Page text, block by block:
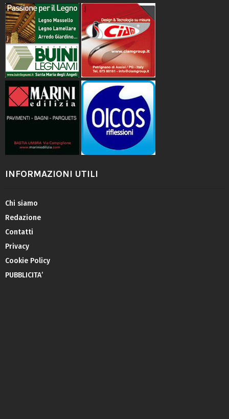
INFORMAZIONI UTILI
Chi siamo
Redazione
Contatti
Privacy
Cookie Policy
PUBBLICITA’